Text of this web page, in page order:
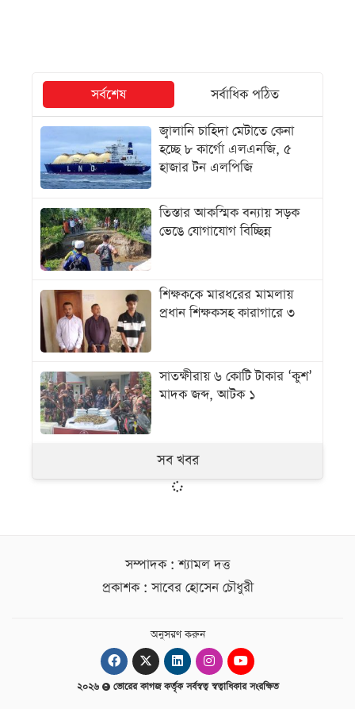
সর্বশেষ
সর্বাধিক পঠিত
জ্বালানি চাহিদা মেটাতে কেনা
হচ্ছে ৮ কার্গো এলএনজি, ৫
হাজার টন এলপিজি
তিস্তার আকস্মিক বন্যায় সড়ক
ভেঙে যোগাযোগ বিচ্ছিন্ন
শিক্ষককে মারধরের মামলায়
প্রধান শিক্ষকসহ কারাগারে ৩
সাতক্ষীরায় ৬ কোটি টাকার ‘কুশ’
মাদক জব্দ, আটক ১
সব খবর
সম্পাদক : শ্যামল দত্ত
প্রকাশক : সাবের হোসেন চৌধুরী
অনুসরণ করুন
২০২৬ ভোরের কাগজ কর্তৃক সর্বস্বত্ব স্বত্বাধিকার সংরক্ষিত